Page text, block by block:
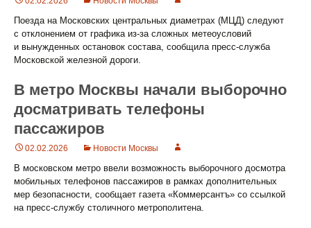
Поезда на Московских центральных диаметрах (МЦД) следуют
с отклонением от графика из-за сложных метеоусловий
и вынужденных остановок состава, сообщила пресс-служба
Московской железной дороги.
В метро Москвы начали выборочно
досматривать телефоны
пассажиров
02.02.2026 Новости Москвы
В московском метро ввели возможность выборочного досмотра
мобильных телефонов пассажиров в рамках дополнительных
мер безопасности, сообщает газета «Коммерсантъ» со ссылкой
на пресс-службу столичного метрополитена.